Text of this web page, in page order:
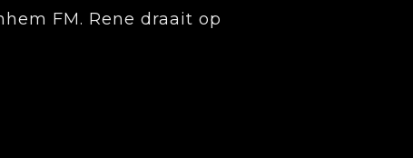
FM. Rene draait op